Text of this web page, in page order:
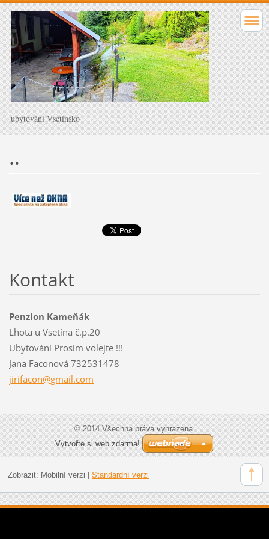
ubytování Vsetínsko
..
Kontakt
Penzion Kameňák
Lhota u Vsetína č.p.20
Ubytování Prosím volejte !!!
Jana Faconová 732531478
jirifacon@gmail.com
© 2014 Všechna práva vyhrazena.
Vytvořte si web zdarma!
Zobrazit: Mobilní verzi Standardní verzi